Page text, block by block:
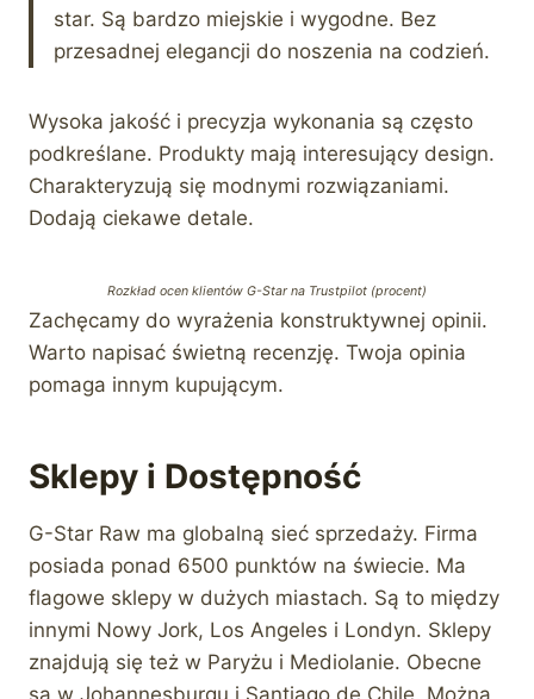
star. Są bardzo miejskie i wygodne. Bez
przesadnej elegancji do noszenia na codzień.
Wysoka jakość i precyzja wykonania są często
podkreślane. Produkty mają interesujący design.
Charakteryzują się modnymi rozwiązaniami.
Dodają ciekawe detale.
Rozkład ocen klientów G-Star na Trustpilot (procent)
Zachęcamy do wyrażenia konstruktywnej opinii.
Warto napisać świetną recenzję. Twoja opinia
pomaga innym kupującym.
Sklepy i Dostępność
G-Star Raw ma globalną sieć sprzedaży. Firma
posiada ponad 6500 punktów na świecie. Ma
flagowe sklepy w dużych miastach. Są to między
innymi Nowy Jork, Los Angeles i Londyn. Sklepy
znajdują się też w Paryżu i Mediolanie. Obecne
są w Johannesburgu i Santiago de Chile. Można